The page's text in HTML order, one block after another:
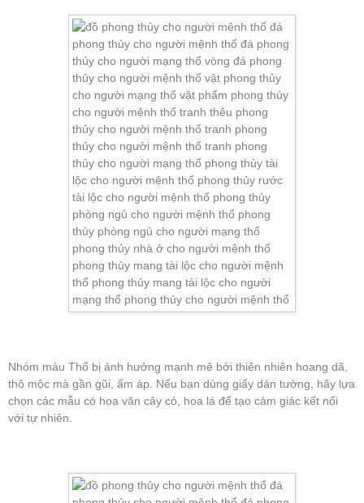
Nhóm màu Thổ bị ảnh hưởng mạnh mẽ bởi thiên nhiên hoang dã,
thô mộc mà gần gũi, ấm áp. Nếu bạn dùng giấy dán tường, hãy lựa
chọn các mẫu có hoa văn cây cỏ, hoa lá để tạo cảm giác kết nối
với tự nhiên.